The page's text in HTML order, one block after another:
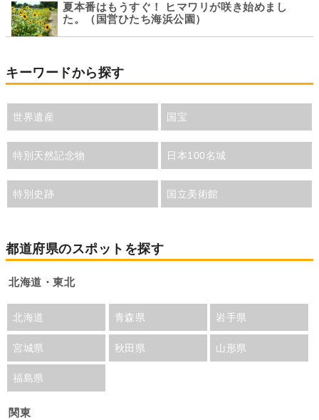
夏本番はもうすぐ！ ヒマワリが咲き始めまし
た。（国営ひたち海浜公園）
キーワードから探す
世界遺産 国宝
特別天然記念物 日本100名城
特別史跡 国立美術館
都道府県のスポットを探す
北海道・東北
北海道 青森県 岩手県
宮城県 秋田県 山形県
福島県
関東